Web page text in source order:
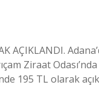
AÇIKLANDI.
Ziraat
195 TL olarak